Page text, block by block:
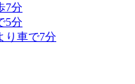
7分
5分
り車で7分